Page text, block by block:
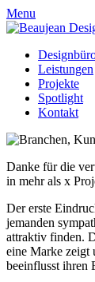
Menu
Leistungen
Projekte
Spotlight
Kontakt
Danke für die
in mehr als x
Der erste
jemanden
attraktiv finden.
eine Marke zeigt
beeinflusst ihren